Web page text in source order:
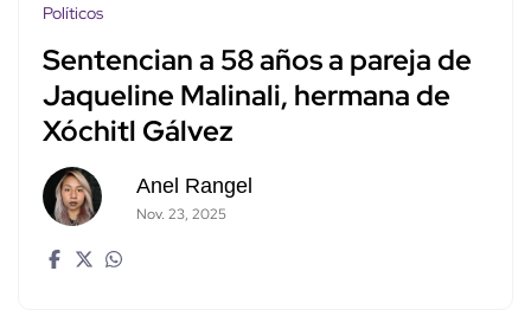
Políticos
Sentencian a 58 años a pareja de
Jaqueline Malinali, hermana de
Xóchitl Gálvez
Anel Rangel
Nov. 23, 2025